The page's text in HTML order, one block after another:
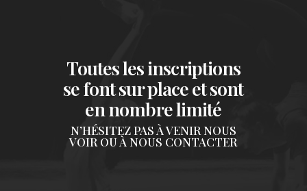
Toutes les inscriptions
se font sur place et sont
en nombre limité
N’HÉSITEZ PAS À VENIR NOUS
VOIR OU À NOUS CONTACTER